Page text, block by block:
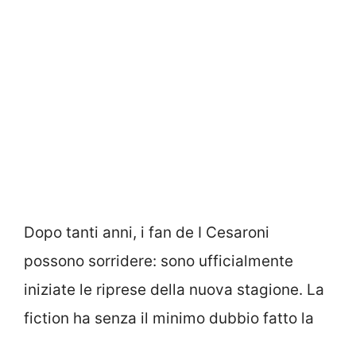
Dopo tanti anni, i fan de I Cesaroni
possono sorridere: sono ufficialmente
iniziate le riprese della nuova stagione. La
fiction ha senza il minimo dubbio fatto la